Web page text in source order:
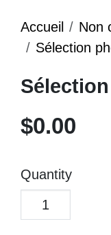
Accueil
Non
Sélection
$0.00
Quantity